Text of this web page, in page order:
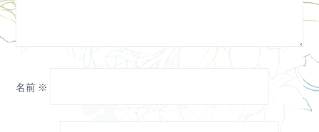
名前 ※